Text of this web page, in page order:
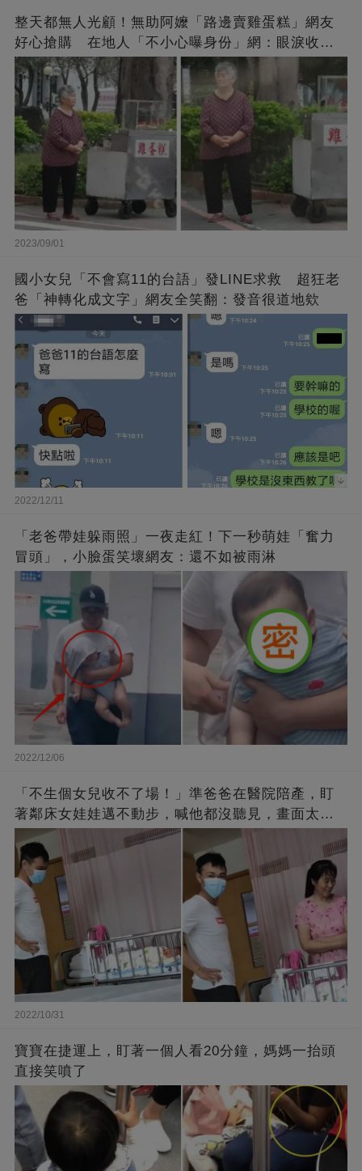
整天都無人光顧！無助阿嬤「路邊賣雞蛋糕」網友
好心搶購 在地人「不小心曝身份」網：眼淚收回
來了
2023/09/01
國小女兒「不會寫11的台語」發LINE求救 超狂老
爸「神轉化成文字」網友全笑翻：發音很道地欸
2022/12/11
「老爸帶娃躲雨照」一夜走紅！下一秒萌娃「奮力
冒頭」，小臉蛋笑壞網友：還不如被雨淋
2022/12/06
「不生個女兒收不了場！」準爸爸在醫院陪產，盯
著鄰床女娃娃邁不動步，喊他都沒聽見，畫面太有
愛了！
2022/10/31
寶寶在捷運上，盯著一個人看20分鐘，媽媽一抬頭
直接笑噴了